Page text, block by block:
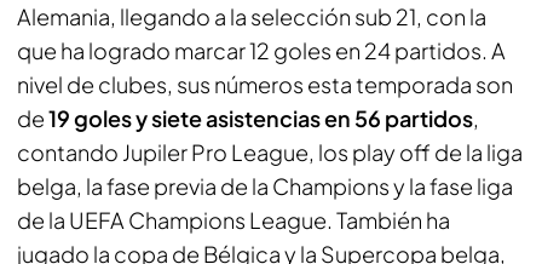
Alemania, llegando a la selección sub 21, con la
que ha logrado marcar 12 goles en 24 partidos. A
nivel de clubes, sus números esta temporada son
de19 goles y siete asistencias en 56 partidos,
contando Jupiler Pro League, los play off de la liga
belga, la fase previa de la Champions y la fase liga
de la UEFA Champions League. También ha
jugado la copa de Bélgica y la Supercopa belga,